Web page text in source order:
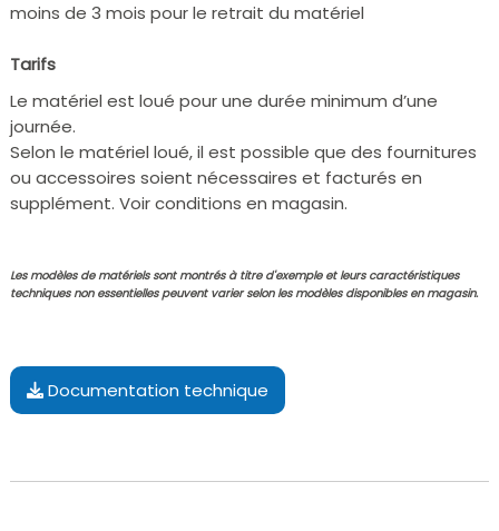
moins de 3 mois pour le retrait du matériel
Tarifs
Le matériel est loué pour une durée minimum d’une
journée.
Selon le matériel loué, il est possible que des fournitures
ou accessoires soient nécessaires et facturés en
supplément. Voir conditions en magasin.
Les modèles de matériels sont montrés à titre d'exemple et leurs caractéristiques
techniques non essentielles peuvent varier selon les modèles disponibles en magasin.
Documentation technique